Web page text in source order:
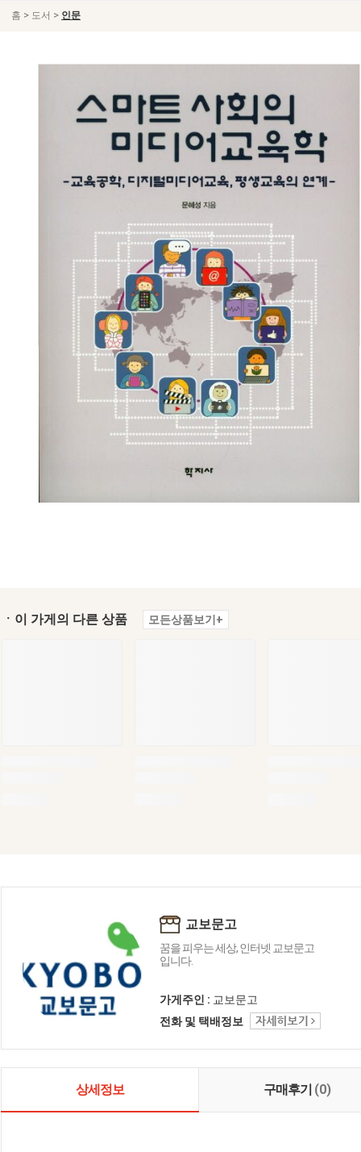
홈 > 도서 > 인문
ㆍ이 가게의 다른 상품 모든상품보기+
교보문고
꿈을 피우는 세상, 인터넷 교보문고
입니다.
가게주인 : 교보문고
전화 및 택배정보
상세정보 구매후기 (0)